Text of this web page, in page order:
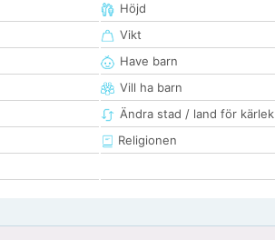
Höjd
Vikt
Have barn
Vill ha barn
Ändra stad / land för kärlek
Religionen